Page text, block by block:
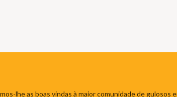
lhe as boas vindas à maior comunidade de